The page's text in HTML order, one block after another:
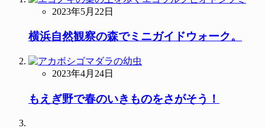
2023年5月22日
横浜自然観察の森でミニガイドウォーク。
2023年4月24日
もえぎ野で春のいきものをさがそう！